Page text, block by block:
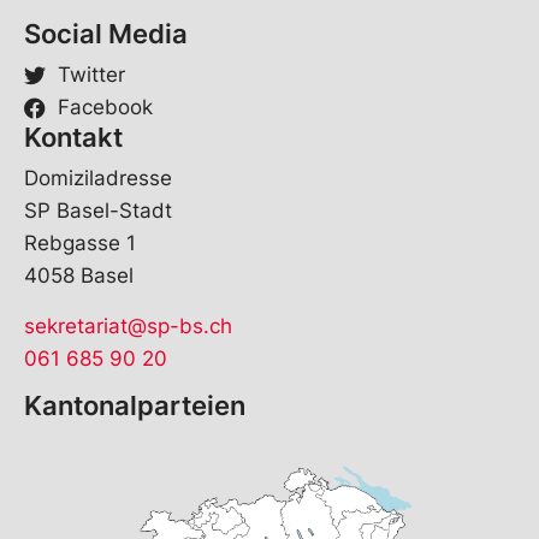
Social Media
Twitter
Facebook
Kontakt
Domiziladresse
SP Basel-Stadt
Rebgasse 1
4058 Basel
sekretariat@sp-bs.ch
061 685 90 20
Kantonalparteien